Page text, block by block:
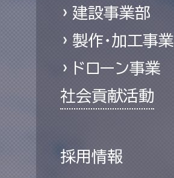
建設事業部
製作・加工事業
ドローン事業
社会貢献活動
採用情報